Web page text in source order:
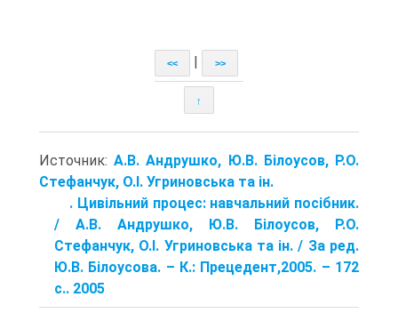
<< >>
↑
Источник:А.В. Андрушко, Ю.В. Білоусов, Р.О.
Стефанчук, О.І. Угриновська та ін.
. Цивільний процес: навчальний посібник.
/ А.В. Андрушко, Ю.В. Білоусов, Р.О.
Стефанчук, О.І. Угриновська та ін. / За ред.
Ю.В. Білоусова. – К.: Прецедент,2005. – 172
с.. 2005